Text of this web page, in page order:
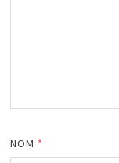
NOM *